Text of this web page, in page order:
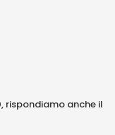
rispondiamo anche il